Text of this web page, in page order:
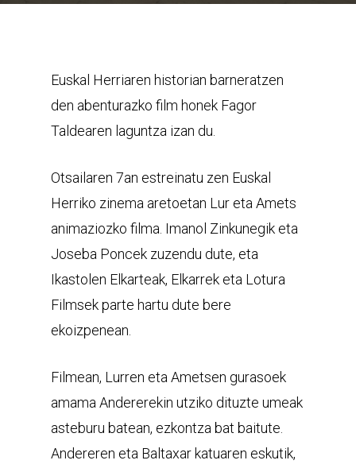
Euskal Herriaren historian barneratzen
den abenturazko film honek Fagor
Taldearen laguntza izan du.
Otsailaren 7an estreinatu zen Euskal
Herriko zinema aretoetan Lur eta Amets
animaziozko filma. Imanol Zinkunegik eta
Joseba Poncek zuzendu dute, eta
Ikastolen Elkarteak, Elkarrek eta Lotura
Filmsek parte hartu dute bere
ekoizpenean.
Filmean, Lurren eta Ametsen gurasoek
amama Andererekin utziko dituzte umeak
asteburu batean, ezkontza bat baitute.
Andereren eta Baltaxar katuaren eskutik,